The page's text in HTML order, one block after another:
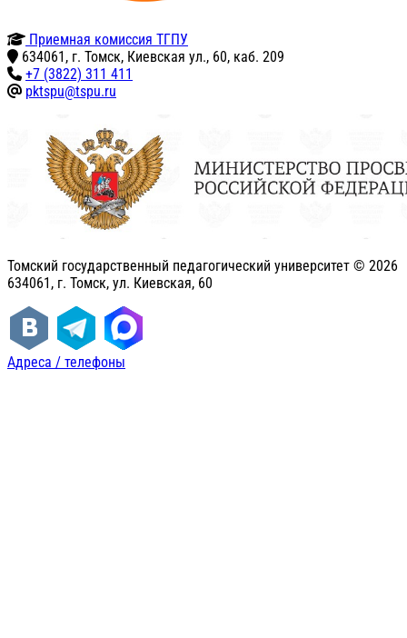
Приемная комиссия ТГПУ
634061, г. Томск, Киевская ул., 60, каб. 209
+7 (3822) 311 411
pktspu@tspu.ru
Томский государственный педагогический университет © 2026
634061, г. Томск, ул. Киевская, 60
Адреса / телефоны